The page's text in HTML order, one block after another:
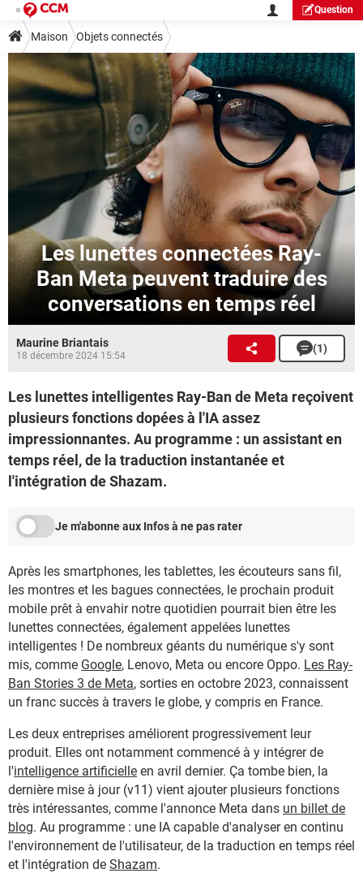
Question
Maison Objets connectés
Les lunettes connectées Ray-
Ban Meta peuvent traduire des
conversations en temps réel
Maurine Briantais
18 décembre 2024 15:54
(1)
Les lunettes intelligentes Ray-Ban de Meta reçoivent
plusieurs fonctions dopées à l'IA assez
impressionnantes. Au programme : un assistant en
temps réel, de la traduction instantanée et
l'intégration de Shazam.
Je m'abonne aux Infos à ne pas rater
Après les smartphones, les tablettes, les écouteurs sans fil,
les montres et les bagues connectées, le prochain produit
mobile prêt à envahir notre quotidien pourrait bien être les
lunettes connectées, également appelées lunettes
intelligentes ! De nombreux géants du numérique s'y sont
mis, comme Google, Lenovo, Meta ou encore Oppo. Les Ray-
Ban Stories 3 de Meta, sorties en octobre 2023, connaissent
un franc succès à travers le globe, y compris en France.
Les deux entreprises améliorent progressivement leur
produit. Elles ont notamment commencé à y intégrer de
l'intelligence artificielle en avril dernier. Ça tombe bien, la
dernière mise à jour (v11) vient ajouter plusieurs fonctions
très intéressantes, comme l'annonce Meta dans un billet de
blog. Au programme : une IA capable d'analyser en continu
l'environnement de l'utilisateur, de la traduction en temps réel
et l'intégration de Shazam.